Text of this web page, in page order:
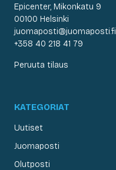
Epicenter, Mikonkatu 9
00100 Helsinki
juomaposti@juomaposti.fi
+358 40 218 41 79
Peruuta tilaus
KATEGORIAT
Uutiset
Juomaposti
Olutposti